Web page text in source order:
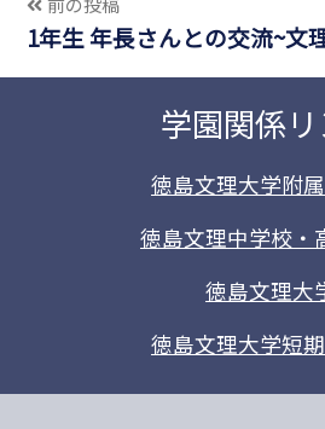
1年生 年長さんとの交流~文
学園関係
徳島文理大学附
徳島文理中学校・
徳島文理大
徳島文理大学短